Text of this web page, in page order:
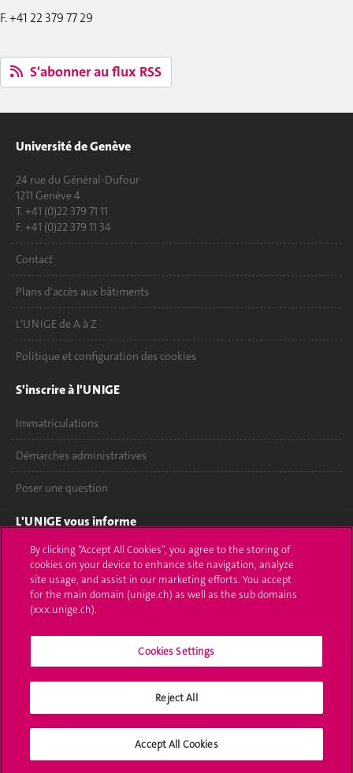
F. +41 22 379 77 29
S'abonner au flux RSS
Université de Genève
24 rue du Général-Dufour
1211 Genève 4
T. +41 (0)22 379 71 11
F. +41 (0)22 379 11 34
Contact
Plans d'accès aux bâtiments
L'UNIGE de A à Z
Politique et configuration des cookies
S'inscrire à l'UNIGE
Immatriculations
Démarches administratives
Poser une question
L'UNIGE vous informe
UNIGE Mobile
Médias
Offres d'emploi
Calendrier académique
Médias sociaux UNIGE
By clicking “Accept All Cookies”, you agree to the storing of
cookies on your device to enhance site navigation, analyze
site usage, and assist in our marketing efforts. You accept
for the main domain (unige.ch) as well as the sub domains
(xxx.unige.ch).
Cookies Settings
Reject All
Accept All Cookies